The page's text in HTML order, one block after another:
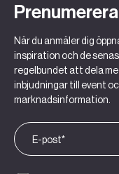
När du anmäler dig
inspiration och de
regelbundet att dela
inbjudningar till event
marknadsinformation.